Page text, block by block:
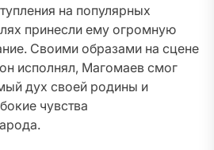
на популярных
принесли ему огромную
Своими образами на сцене
исполнял, Магомаев смог
дух своей родины и
чувства